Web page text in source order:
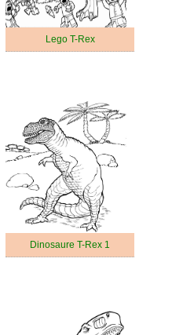
Lego T-Rex
Dinosaure T-Rex 1